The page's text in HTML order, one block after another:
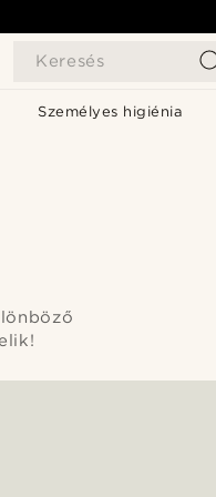
Keresés
Személyes higiénia